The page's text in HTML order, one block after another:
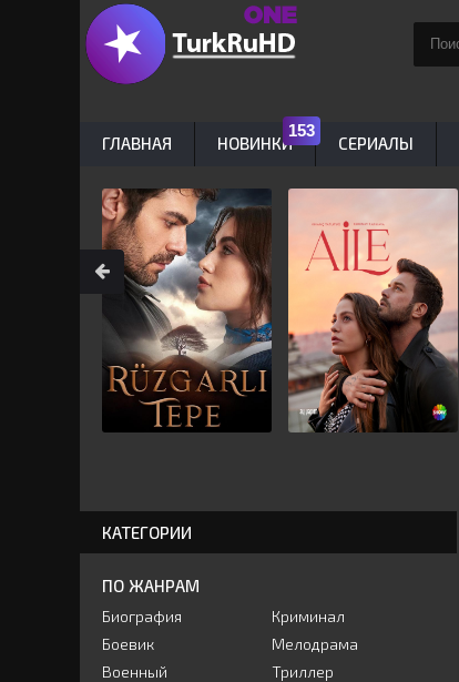
КАТЕГОРИИ
ПО ЖАНРАМ
Биография
Боевик
Военный
Криминал
Мелодрама
Триллер
ГЛАВНАЯ НОВИНКИ СЕРИАЛЫ